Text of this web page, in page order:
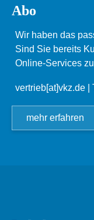
Abo
Wir haben das
Sind Sie bereits
Online-Services
vertrieb[at]vkz.de |
mehr erfahren